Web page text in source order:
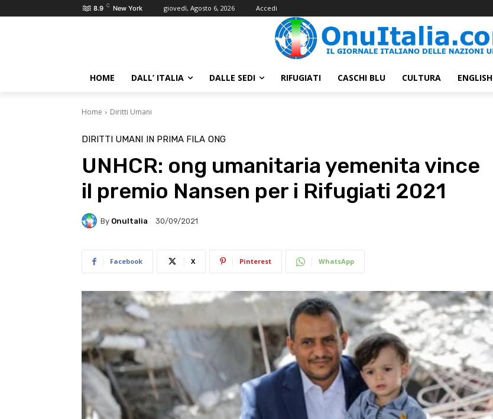
8.9 C New York giovedì, Agosto 6, 2026 Accedi
HOME DALL’ ITALIA DALLE SEDI RIFUGIATI CASCHI BLU CULTURA ENGLISH
Home Diritti Umani
DIRITTI UMANI IN PRIMA FILA ONG
UNHCR: ong umanitaria yemenita vince
il premio Nansen per i Rifugiati 2021
By OnuItalia 30/09/2021
Facebook X Pinterest WhatsApp